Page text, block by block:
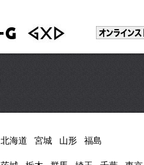
北海道 宮城 山形 福島